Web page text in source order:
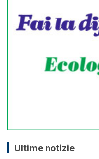
Ultime notizie